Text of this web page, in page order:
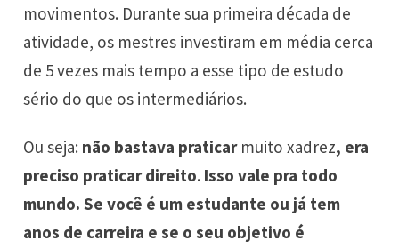
movimentos. Durante sua primeira década de
atividade, os mestres investiram em média cerca
de 5 vezes mais tempo a esse tipo de estudo
sério do que os intermediários.
Ou seja: não bastava praticarmuito xadrez, era
preciso praticar direito. Isso vale pra todo
mundo. Se você é um estudante ou já tem
anos de carreira e se o seu objetivo é